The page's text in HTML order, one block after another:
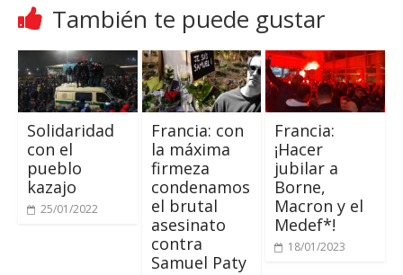
También te puede gustar
Solidaridad
con el
pueblo
kazajo
25/01/2022
Francia: con
la máxima
firmeza
condenamos
el brutal
asesinato
contra
Samuel Paty
Francia:
¡Hacer
jubilar a
Borne,
Macron y el
Medef*!
18/01/2023